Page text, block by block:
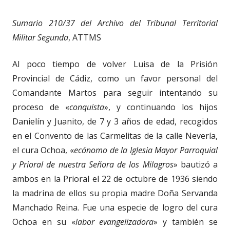
Sumario 210/37 del Archivo del Tribunal Territorial
Militar Segunda, ATTMS
Al poco tiempo de volver Luisa de la Prisión
Provincial de Cádiz, como un favor personal del
Comandante Martos para seguir intentando su
proceso de «conquista», y continuando los hijos
Danielín y Juanito, de 7 y 3 años de edad, recogidos
en el Convento de las Carmelitas de la calle Nevería,
el cura Ochoa, «ecónomo de la Iglesia Mayor Parroquial
y Prioral de nuestra Señora de los Milagros» bautizó a
ambos en la Prioral el 22 de octubre de 1936 siendo
la madrina de ellos su propia madre Doña Servanda
Manchado Reina. Fue una especie de logro del cura
Ochoa en su «labor evangelizadora» y también se